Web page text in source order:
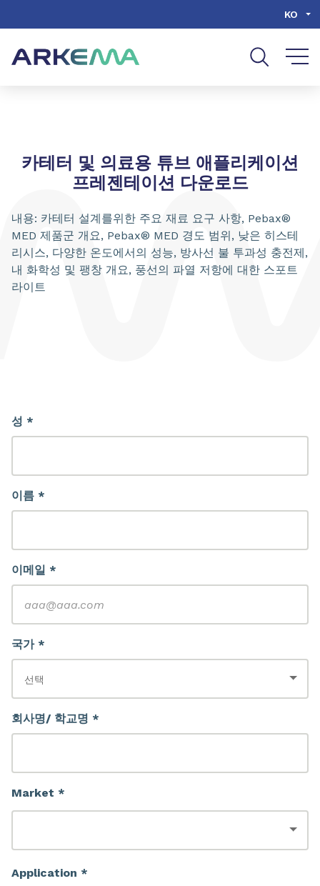
KO
카테터 및 의료용 튜브 애플리케이션
프레젠테이션 다운로드
내용: 카테터 설계를위한 주요 재료 요구 사항, Pebax®
MED 제품군 개요, Pebax® MED 경도 범위, 낮은 히스테
리시스, 다양한 온도에서의 성능, 방사선 불 투과성 충전제,
내 화학성 및 팽창 개요, 풍선의 파열 저항에 대한 스포트
라이트
성 *
이름 *
이메일 *
국가 *
회사명/ 학교명 *
Market *
Application *